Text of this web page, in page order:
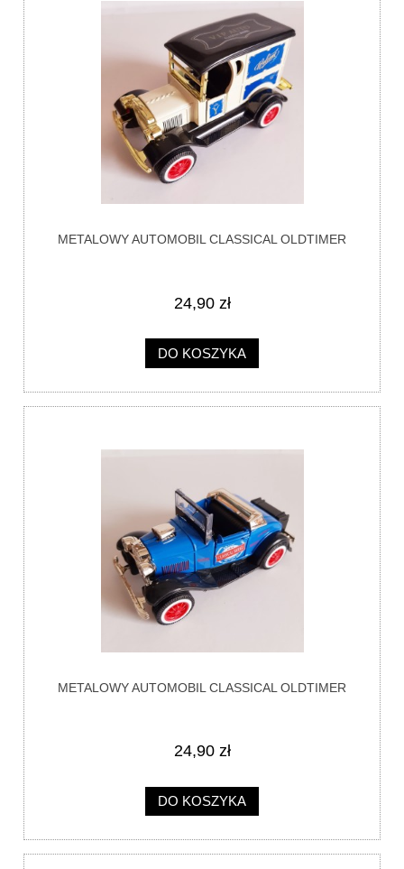
METALOWY AUTOMOBIL CLASSICAL OLDTIMER
24,90 zł
DO KOSZYKA
METALOWY AUTOMOBIL CLASSICAL OLDTIMER
24,90 zł
DO KOSZYKA